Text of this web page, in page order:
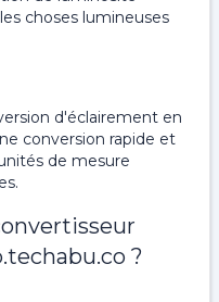
choses lumineuses
d'éclairement en
conversion rapide et
de mesure
?